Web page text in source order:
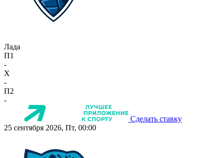
Лада
П1
-
X
-
П2
-
Сделать ставку
25 сентября 2026, Пт, 00:00